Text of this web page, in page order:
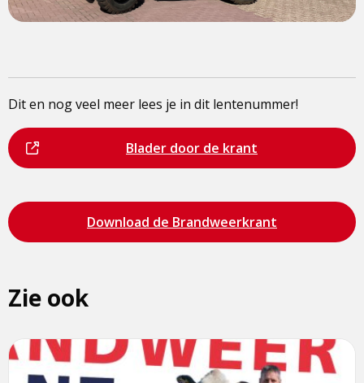
Dit en nog veel meer lees je in dit lentenummer!
is
externe
Bezoek
de
Blader door de krant
Bezoek
de
Download de Brandweerkrant
Zie ook
Lees